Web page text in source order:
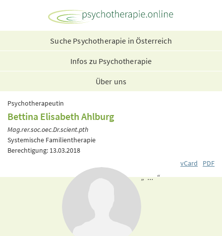
Suche Psychotherapie in Österreich
Infos zu Psychotherapie
Über uns
Psychotherapeutin
Bettina Elisabeth Ahlburg
Mag.rer.soc.oec.Dr.scient.pth
Systemische Familientherapie
Berechtigung: 13.03.2018
vCard
PDF
„ ... “